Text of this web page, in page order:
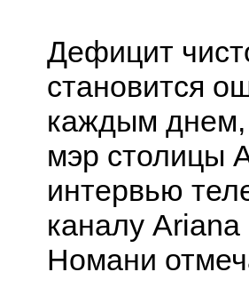
Дефицит
становится
каждым днем,
мэр столицы
интервью
каналу
Номани